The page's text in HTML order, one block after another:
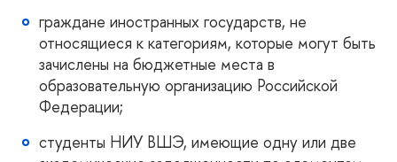
граждане иностранных государств, не
относящиеся к категориям, которые могут быть
зачислены на бюджетные места в
образовательную организацию Российской
Федерации;
студенты НИУ ВШЭ, имеющие одну или две